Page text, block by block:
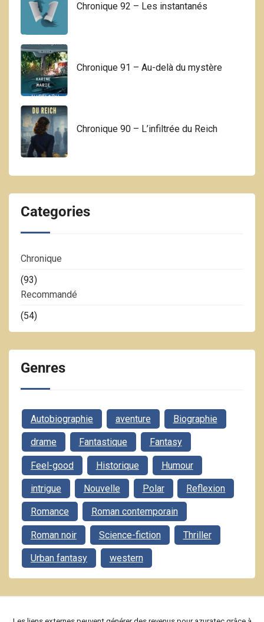
Chronique 92 – Les instantanés
Chronique 91 – Au-delà du mystère
Chronique 90 – L’infiltrée du Reich
Categories
Chronique
(93)
Recommandé
(54)
Genres
Autobiographie aventure Biographie
drame Fantastique Fantasy
Feel-good Historique Humour
intrigue Nouvelle Polar Reflexion
Romance Roman contemporain
Roman noir Science-fiction Thriller
Urban fantasy western